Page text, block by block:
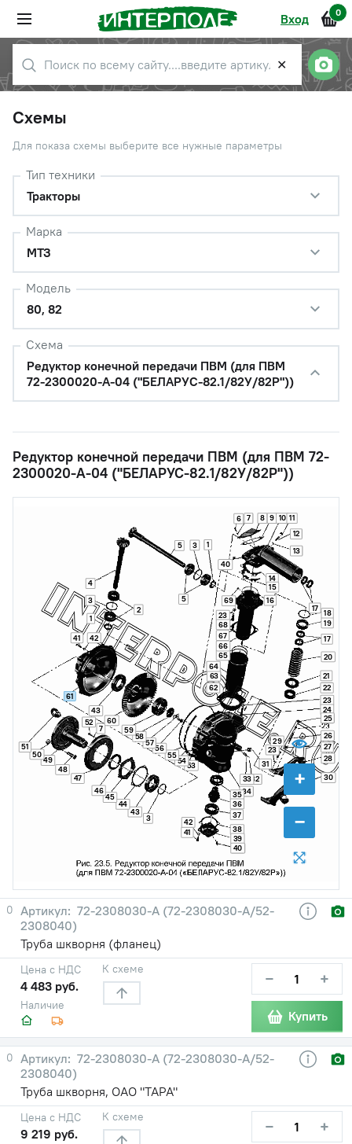
Вход 0
✕
Схемы
Для показа схемы выберите все нужные параметры
Тип техники
Тракторы
Марка
МТЗ
Модель
80, 82
Схема
Редуктор конечной передачи ПВМ (для ПВМ
72-2300020-А-04 ("БЕЛАРУС-82.1/82У/82Р"))
Редуктор конечной передачи ПВМ (для ПВМ 72-
2300020-А-04 ("БЕЛАРУС-82.1/82У/82Р"))
+
−
1
1
2
3
3
3
4
5
5
6
7
7 8 9 10 11
12
13
14
15
16
17
17
18
19
20
21
22
23
23
23
24
25
26
27
28
29
30
31
32
33
34
35
36
37
38
39
40
40
41
41
42
42
43
43
44
45
46
47
48
49
50
51
52
53
54
55
56
57
58
59
60
61
62
63
64
65
66
67
68
69
0
72-2308030-А (72-2308030-А/52-
2308040)
Труба шкворня (фланец)
Наличие
Цена с НДС
4 483 руб.
К схеме − +
Купить
0
72-2308030-А (72-2308030-А/52-
2308040)
Труба шкворня, ОАО "ТАРА"
Цена с НДС
9 219 руб.
К схеме − +